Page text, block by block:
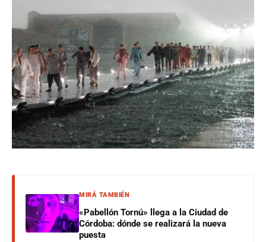
MIRÁ TAMBIÉN
«Pabellón Tornú» llega a la Ciudad de
Córdoba: dónde se realizará la nueva
puesta